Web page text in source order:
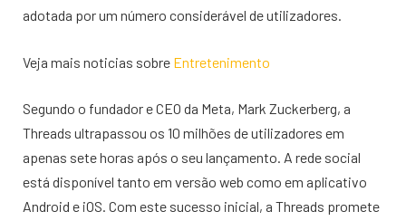
adotada por um número considerável de utilizadores.
Veja mais noticias sobre Entretenimento
Segundo o fundador e CEO da Meta, Mark Zuckerberg, a
Threads ultrapassou os 10 milhões de utilizadores em
apenas sete horas após o seu lançamento. A rede social
está disponível tanto em versão web como em aplicativo
Android e iOS. Com este sucesso inicial, a Threads promete